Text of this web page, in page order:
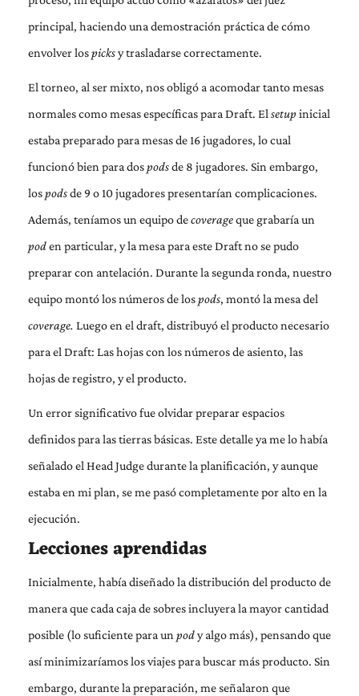
principal, haciendo una demostración práctica de cómo
envolver lospicksy trasladarse correctamente.
El torneo, al ser mixto, nos obligó a acomodar tanto mesas
normales como mesas específicas para Draft. El setupinicial
estaba preparado para mesas de 16 jugadores, lo cual
funcionó bien para dospodsde 8 jugadores. Sin embargo,
lospodsde 9 o 10 jugadores presentarían complicaciones.
Además, teníamos un equipo decoverageque grabaría un
poden particular, y la mesa para este Draft no se pudo
preparar con antelación. Durante la segunda ronda, nuestro
equipo montó los números de lospods, montó la mesa del
coverage. Luego en el draft, distribuyó el producto necesario
para el Draft: Las hojas con los números de asiento, las
hojas de registro, y el producto.
Un error significativo fue olvidar preparar espacios
definidos para las tierras básicas. Este detalle ya me lo había
señalado el Head Judge durante la planificación, y aunque
estaba en mi plan, se me pasó completamente por alto en la
ejecución.
Lecciones aprendidas
Inicialmente, había diseñado la distribución del producto de
manera que cada caja de sobres incluyera la mayor cantidad
posible (lo suficiente para un pody algo más), pensando que
así minimizaríamos los viajes para buscar más producto. Sin
embargo, durante la preparación, me señalaron que